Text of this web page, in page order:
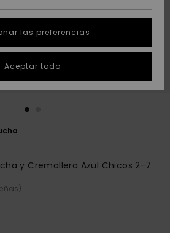
Inicia una
conversación
más rápida a
Encuentra
respuestas a
las preguntas
y Cremallera Azul Chicos 2-7
las preferencias
Aceptar todo